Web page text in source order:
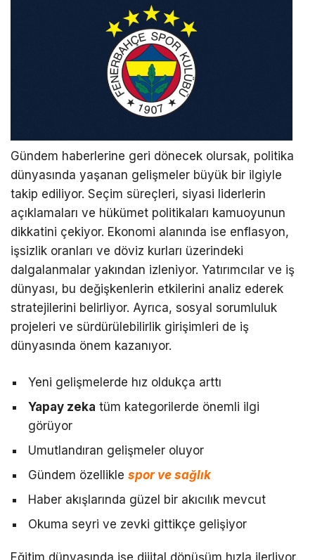
Gündem haberlerine geri dönecek olursak, politika
dünyasında yaşanan gelişmeler büyük bir ilgiyle
takip ediliyor. Seçim süreçleri, siyasi liderlerin
açıklamaları ve hükümet politikaları kamuoyunun
dikkatini çekiyor. Ekonomi alanında ise enflasyon,
işsizlik oranları ve döviz kurları üzerindeki
dalgalanmalar yakından izleniyor. Yatırımcılar ve iş
dünyası, bu değişkenlerin etkilerini analiz ederek
stratejilerini belirliyor. Ayrıca, sosyal sorumluluk
projeleri ve sürdürülebilirlik girişimleri de iş
dünyasında önem kazanıyor.
Yeni gelişmelerde hız oldukça arttı
Yapay zeka tüm kategorilerde önemli ilgi
görüyor
Umutlandıran gelişmeler oluyor
Gündem özellikle spor ve sağlık
Haber akışlarında güzel bir akıcılık mevcut
Okuma seyri ve zevki gittikçe gelişiyor